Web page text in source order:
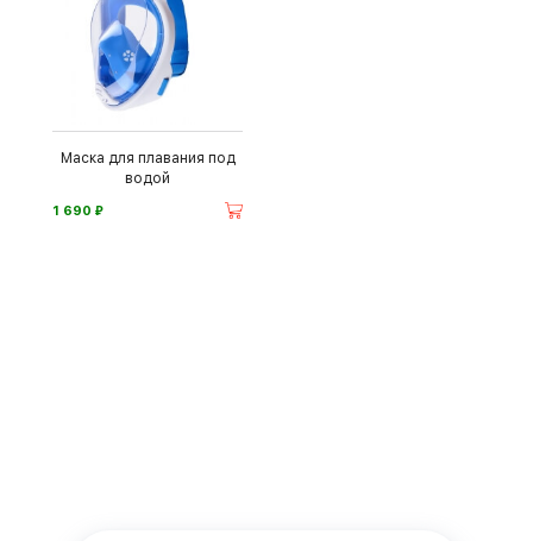
Маска для плавания под
водой
1 690 ⃏